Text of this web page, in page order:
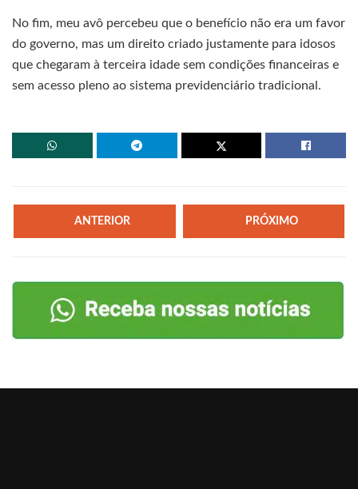
No fim, meu avô percebeu que o benefício não era um favor
do governo, mas um direito criado justamente para idosos
que chegaram à terceira idade sem condições financeiras e
sem acesso pleno ao sistema previdenciário tradicional.
ANTERIOR PRÓXIMO